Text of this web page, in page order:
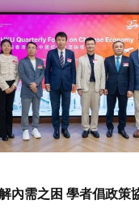
內需之困 學者倡政策